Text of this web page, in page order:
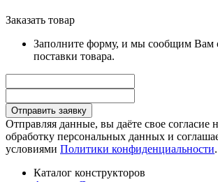
Заказать товар
Заполните форму, и мы сообщим Вам
поставки товара.
Отправить заявку
Отправляя данные, вы даёте свое согласие
обработку персональных данных и
условиями Политики конфиденциальности.
Каталог конструкторов